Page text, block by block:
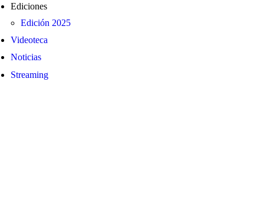
Ediciones
Edición 2025
Videoteca
Noticias
Streaming